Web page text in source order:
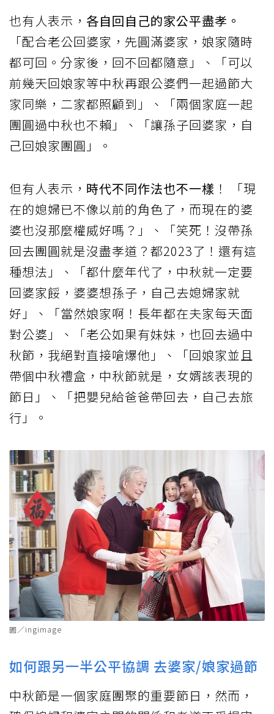
也有人表示， 各自回自己的家公平盡孝。
「配合老公回婆家，先圓滿婆家，娘家隨時
都可回。分家後，回不回都隨意」、「可以
前幾天回娘家等中秋再跟公婆們一起過節大
家同樂，二家都照顧到」、「兩個家庭一起
團圓過中秋也不賴」、「讓孫子回婆家，自
己回娘家團圓」。
但有人表示， 時代不同作法也不一樣 ！ 「現
在的媳婦已不像以前的角色了，而現在的婆
婆也沒那麼權威好嗎？」、「笑死！沒帶孫
回去團圓就是沒盡孝道？都2023了！還有這
種想法」、「都什麼年代了，中秋就一定要
回婆家餒，婆婆想孫子，自己去媳婦家就
好」、「當然娘家啊！長年都在夫家每天面
對公婆」、「老公如果有妹妹，也回去過中
秋節，我絕對直接嗆爆他」、「回娘家並且
帶個中秋禮盒，中秋節就是，女婿該表現的
節日」、「把嬰兒給爸爸帶回去，自己去旅
行」。
圖／ingimage
如何跟另一半公平協調 去婆家/娘家過節
中秋節是一個家庭團聚的重要節日，然而，